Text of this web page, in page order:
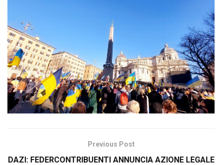
Previous Post
DAZI: FEDERCONTRIBUENTI ANNUNCIA AZIONE LEGALE